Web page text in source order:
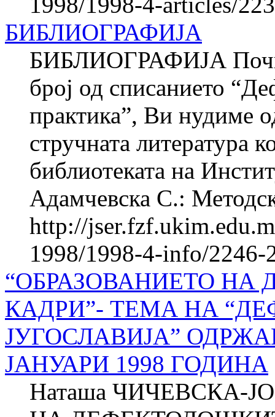
БИБЛИОГРАФИЈА
БИБЛИОГРАФИЈА
број од списанието
практика”, Ви нудиме
стручната литература
библиотеката на
Адамчевска С.:
http://
1998/1998-4-info/
“ОБРАЗОВАНИЕТО НА
КАДРИ”- ТЕМА НА
ЈУГОСЛАВИЈА”
ЈАНУАРИ 1998 ГОДИНА
Наташа ЧИЧЕВСКА-